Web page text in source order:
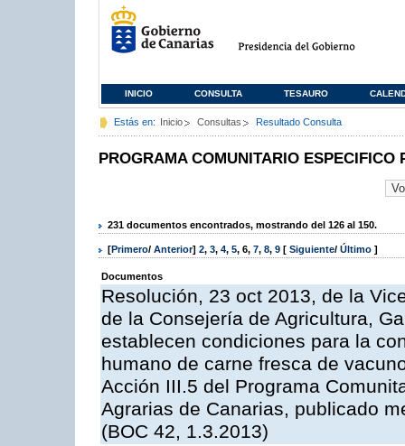
INICIO CONSULTA TESAURO
Estás en: Inicio Consultas Resultado Consulta
PROGRAMA COMUNITARIO ESPECIFICO
231 documentos encontrados, mostrando del 126 al 150.
[Primero/ Anterior] 2, 3, 4, 5, 6, 7, 8, 9 [ Siguiente/ Último ]
Documentos
Resolución, 23 oct 2013, de la
de la Consejería de Agricultura,
establecen condiciones para la
humano de carne fresca de
Acción III.5 del Programa
Agrarias de Canarias, publicado
(BOC 42, 1.3.2013)